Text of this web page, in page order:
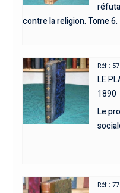
contre la religion. Tome 6.
Réf :
LE
1890
Le
Réf :